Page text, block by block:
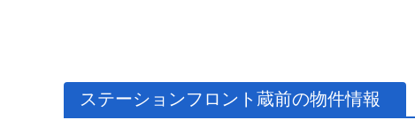
ステーションフロント蔵前の物件情報